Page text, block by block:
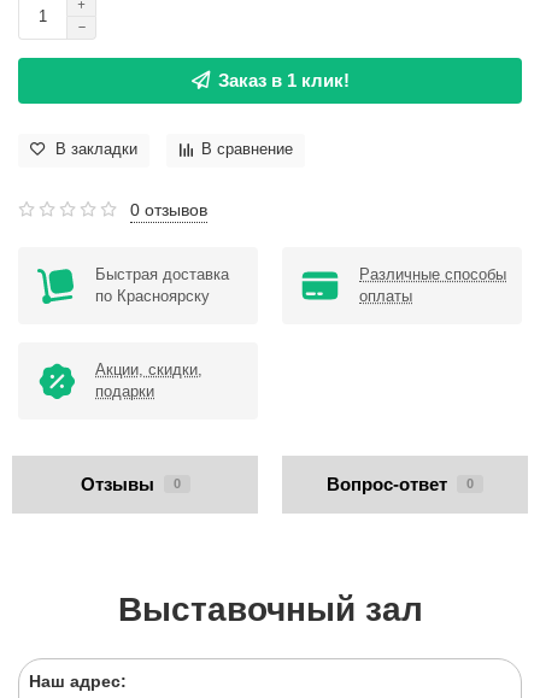
Заказ в 1 клик!
В закладки В сравнение
0 отзывов
Быстрая доставка
по Красноярску
Различные способы
оплаты
Акции, скидки,
подарки
Отзывы 0 Вопрос-ответ 0
Выставочный зал
Наш адрес: